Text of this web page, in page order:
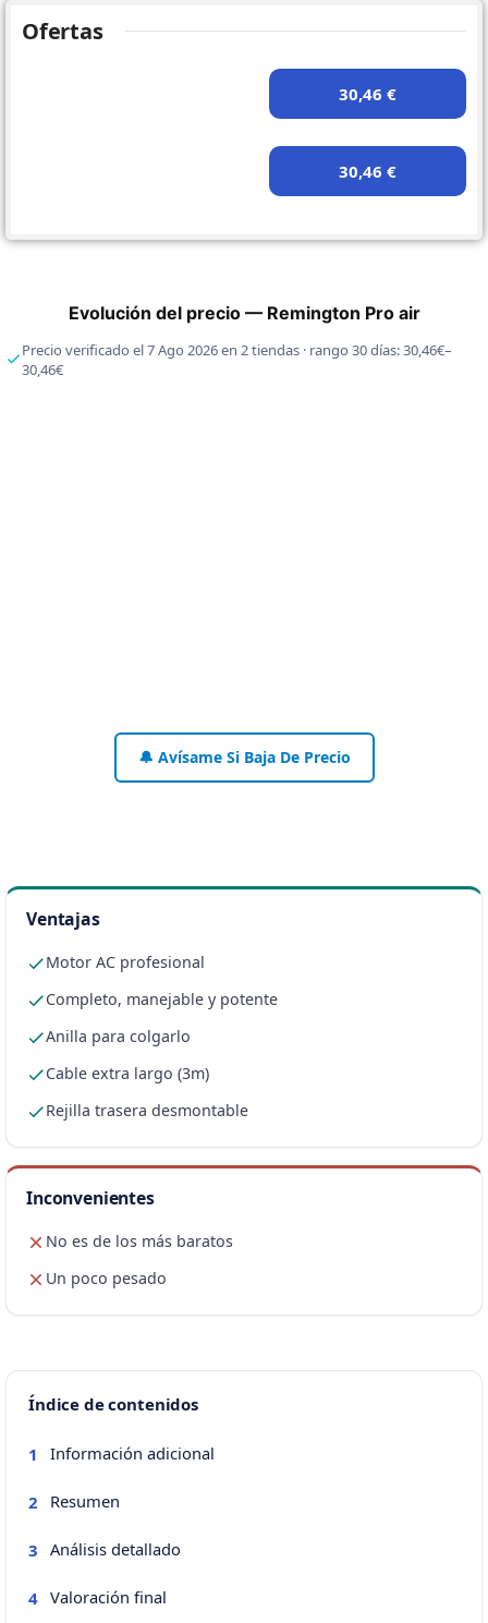
Ofertas
30,46 €
30,46 €
Evolución del precio — Remington Pro air
Precio verificado el 7 Ago 2026 en 2 tiendas · rango 30 días: 30,46€–
30,46€
🔔 Avísame Si Baja De Precio
Ventajas
Motor AC profesional
Completo, manejable y potente
Anilla para colgarlo
Cable extra largo (3m)
Rejilla trasera desmontable
Inconvenientes
No es de los más baratos
Un poco pesado
Índice de contenidos
1 Información adicional
2 Resumen
3 Análisis detallado
4 Valoración final